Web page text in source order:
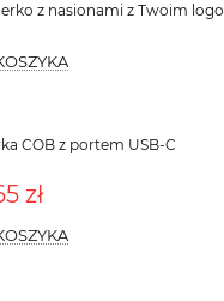
z nasionami z Twoim logo
COB z portem USB-C
zł